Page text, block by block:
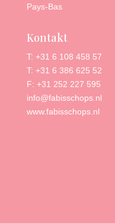
Pays-Bas
Kontakt
T: +31 6 108 458 57
T: +31 6 386 625 52
F: +31 252 227 595
info@fabisschops.nl
www.fabisschops.nl